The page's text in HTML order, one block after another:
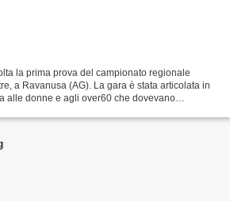
la prima prova del campionato regionale
La gara è stata articolata in
alle donne e agli over60 che dovevano